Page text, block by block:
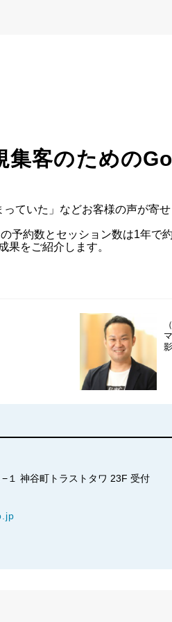
客のための
ていた」などお客様の声が寄
予約数とセッション数は1年で
果をご紹介します。
１ 神谷町トラストタワ 23F 受付